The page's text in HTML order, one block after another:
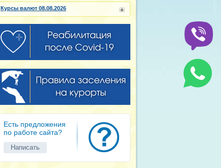
Курсы валют 08.08.2026
Есть предложения
по работе сайта?
Написать